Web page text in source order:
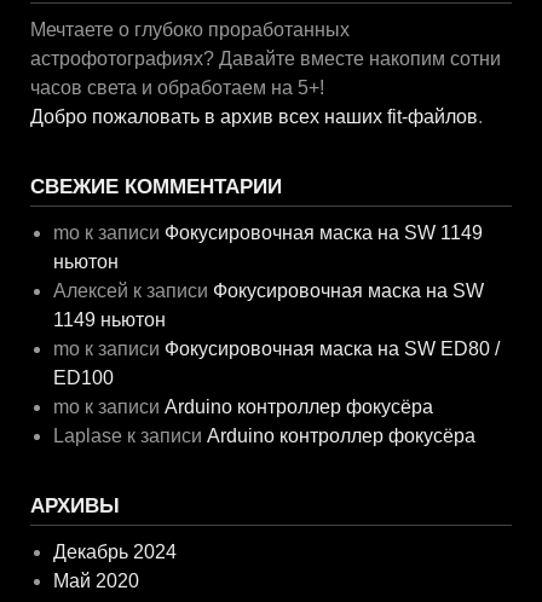
Мечтаете о глубоко проработанных
астрофотографиях? Давайте вместе накопим сотни
часов света и обработаем на 5+!
Добро пожаловать в архив всех наших fit-файлов.
СВЕЖИЕ КОММЕНТАРИИ
mo к записи Фокусировочная маска на SW 1149
ньютон
Алексей к записи Фокусировочная маска на SW
1149 ньютон
mo к записи Фокусировочная маска на SW ED80 /
ED100
mo к записиArduino контроллер фокусёра
Laplase к записиArduino контроллер фокусёра
АРХИВЫ
Декабрь 2024
Май 2020